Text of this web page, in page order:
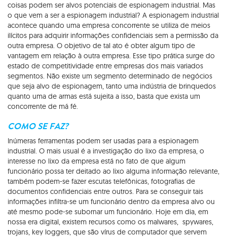
coisas podem ser alvos potenciais de espionagem industrial. Mas
o que vem a ser a espionagem industrial? A espionagem industrial
acontece quando uma empresa concorrente se utiliza de meios
ilícitos para adquirir informações confidenciais sem a permissão da
outra empresa. O objetivo de tal ato é obter algum tipo de
vantagem em relação à outra empresa. Esse tipo prática surge do
estado de competitividade entre empresas dos mais variados
segmentos. Não existe um segmento determinado de negócios
que seja alvo de espionagem, tanto uma indústria de brinquedos
quanto uma de armas está sujeita a isso, basta que exista um
concorrente de má fé.
COMO SE FAZ?
Inúmeras ferramentas podem ser usadas para a espionagem
industrial. O mais usual é a investigação do lixo da empresa, o
interesse no lixo da empresa está no fato de que algum
funcionário possa ter deitado ao lixo alguma informação relevante,
também podem-se fazer escutas telefônicas, fotografias de
documentos confidenciais entre outros. Para se conseguir tais
informações infiltra-se um funcionário dentro da empresa alvo ou
até mesmo pode-se subornar um funcionário. Hoje em dia, em
nossa era digital, existem recursos como os malwares, spywares,
trojans, key loggers, que são vírus de computador que servem